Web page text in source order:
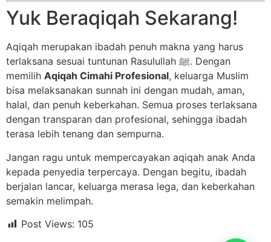
Yuk Beraqiqah Sekarang!
Aqiqah merupakan ibadah penuh makna yang harus
terlaksana sesuai tuntunan Rasulullah ﷺ. Dengan
memilih Aqiqah Cimahi Profesional, keluarga Muslim
bisa melaksanakan sunnah ini dengan mudah, aman,
halal, dan penuh keberkahan. Semua proses terlaksana
dengan transparan dan profesional, sehingga ibadah
terasa lebih tenang dan sempurna.
Jangan ragu untuk mempercayakan aqiqah anak Anda
kepada penyedia terpercaya. Dengan begitu, ibadah
berjalan lancar, keluarga merasa lega, dan keberkahan
semakin melimpah.
Post Views: 105